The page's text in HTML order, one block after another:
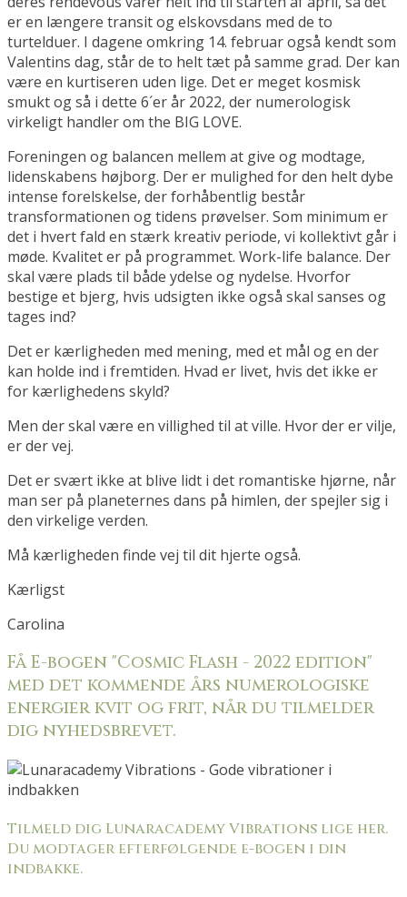
er en længere transit og elskovsdans med de to
turtelduer. I dagene omkring 14. februar også kendt som
Valentins dag, står de to helt tæt på samme grad. Der kan
være en kurtiseren uden lige. Det er meget kosmisk
smukt og så i dette 6´er år 2022, der numerologisk
virkeligt handler om the BIG LOVE.
Foreningen og balancen mellem at give og modtage,
lidenskabens højborg. Der er mulighed for den helt dybe
intense forelskelse, der forhåbentlig består
transformationen og tidens prøvelser. Som minimum er
det i hvert fald en stærk kreativ periode, vi kollektivt går i
møde. Kvalitet er på programmet. Work-life balance. Der
skal være plads til både ydelse og nydelse. Hvorfor
bestige et bjerg, hvis udsigten ikke også skal sanses og
tages ind?
Det er kærligheden med mening, med et mål og en der
kan holde ind i fremtiden. Hvad er livet, hvis det ikke er
for kærlighedens skyld?
Men der skal være en villighed til at ville. Hvor der er vilje,
er der vej.
Det er svært ikke at blive lidt i det romantiske hjørne, når
man ser på planeternes dans på himlen, der spejler sig i
den virkelige verden.
Må kærligheden finde vej til dit hjerte også.
Kærligst
Carolina
Få E-bogen "Cosmic Flash - 2022 edition"
med det kommende års numerologiske
energier kvit og frit, når du tilmelder
dig nyhedsbrevet.
Tilmeld dig Lunaracademy Vibrations lige her.
Du modtager efterfølgende e-bogen i din
indbakke.